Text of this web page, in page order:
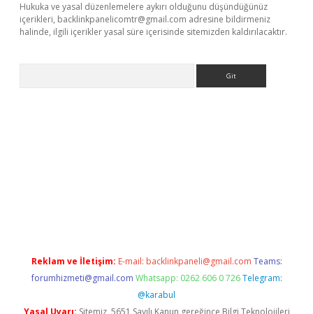
Hukuka ve yasal düzenlemelere aykırı olduğunu düşündüğünüz
içerikleri, backlinkpanelicomtr@gmail.com adresine bildirmeniz
halinde, ilgili içerikler yasal süre içerisinde sitemizden kaldırılacaktır.
Reklam ve İletişim: E-mail: backlinkpaneli@gmail.com Teams:
forumhizmeti@gmail.com Whatsapp: 0262 606 0 726 Telegram:
@karabul
Yasal Uyarı: Sitemiz, 5651 Sayılı Kanun gereğince Bilgi Teknolojileri